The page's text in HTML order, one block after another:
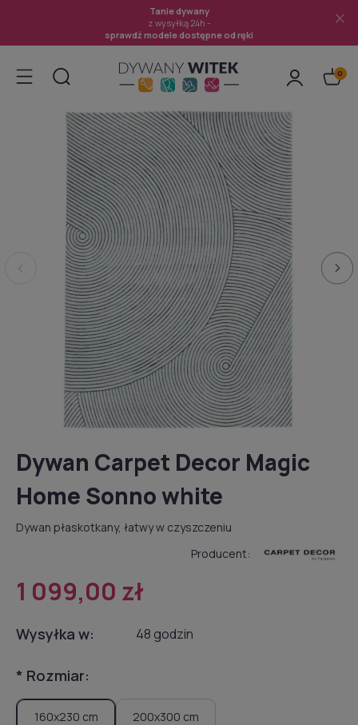
Tanie dywany
z wysyłką 24h -
sprawdź modele dostępne od ręki
Dywan Carpet Decor Magic
Home Sonno white
Dywan płaskotkany, łatwy w czyszczeniu
Producent:
1 099,00 zł
Wysyłka w: 48 godzin
* Rozmiar:
160x230 cm 200x300 cm